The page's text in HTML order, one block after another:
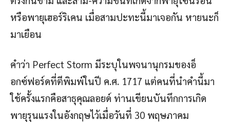
หรือพายุเฮอร์ริเคน เมื่อสามปะทะนี้มาเจอกัน หายนะก็
มาเยือน
คำว่า Perfect Storm มีระบุในพจนานุกรมของอ็
อกซ์ฟอร์ดที่ตีพิมพ์ในปี ค.ศ. 1717 แต่คนที่นำคำนี้มา
ใช้ครั้งแรกคือสาธุคุณลอยด์ ท่านเขียนบันทึกการเกิด
พายุรุนแรงในอังกฤษไว้เมื่อวันที่ 30 พฤษภาคม